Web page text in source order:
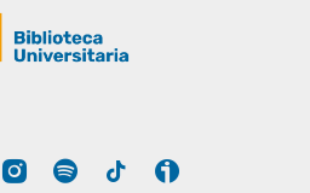
Instagram
Spotify Tiktok